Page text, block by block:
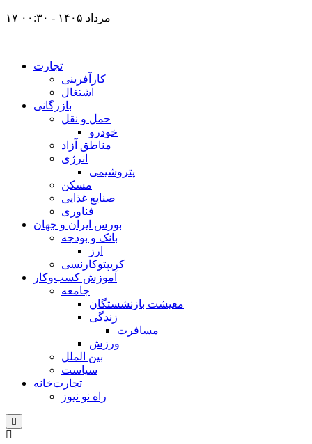
۱۷ مرداد ۱۴۰۵ - ۰۰:۳۰
تجارت
کارآفرینی
اشتغال
بازرگانی
حمل و نقل
خودرو
مناطق آزاد
انرژی
پتروشیمی
مسکن
صنایع غذایی
فناوری
بورس ایران و جهان
بانک و بودجه
ارز
کریپتوکارنسی
آموزش کسب‌وکار
جامعه
معیشت بازنشستگان
زندگی
مسافرت
ورزش
بین الملل
سیاست
تجارت‌خانه
راه نو نیوز